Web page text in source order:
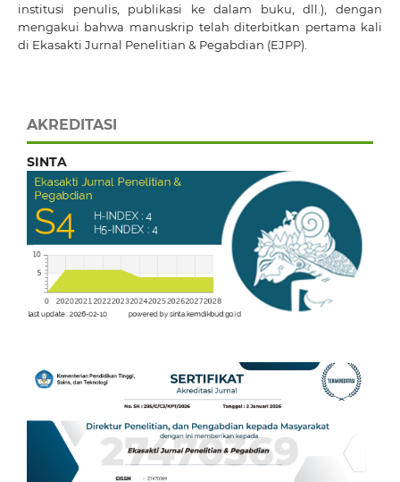
institusi penulis, publikasi ke dalam buku, dll.), dengan
mengakui bahwa manuskrip telah diterbitkan pertama kali
di Ekasakti Jurnal Penelitian & Pegabdian (EJPP).
AKREDITASI
SINTA